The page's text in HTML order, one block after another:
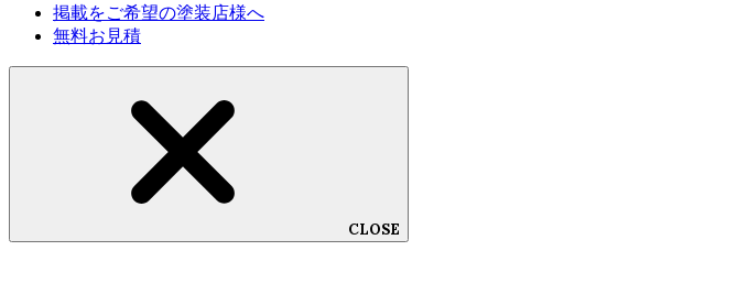
掲載をご希望の塗装店様へ
無料お見積
CLOSE